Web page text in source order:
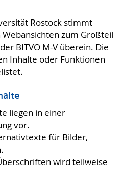
Rostock stimmt
zum Großteil
BITVO M-V überein. Die
Inhalte oder Funktionen
liegen in einer
vor.
für Bilder,
wird teilweise